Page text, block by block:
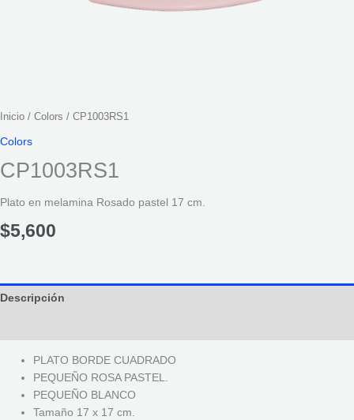
Inicio / Colors / CP1003RS1
Colors
CP1003RS1
Plato en melamina Rosado pastel 17 cm.
$5,600
Descripción
PLATO BORDE CUADRADO
PEQUEÑO ROSA PASTEL.
PEQUEÑO BLANCO
Tamaño 17 x 17 cm.